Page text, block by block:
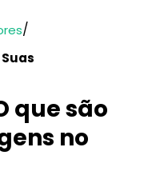
/
que são
no